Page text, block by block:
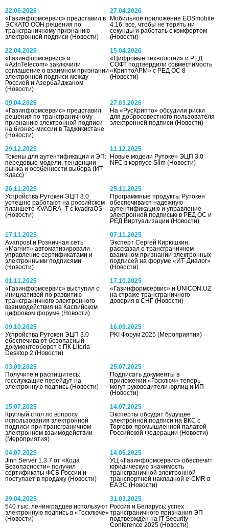
22.06.2026
«Газинформсервис» представил в
ЭСКАТО ООН решения по
трансграничному признанию
электронной подписи (Новости)
27.04.2026
Мобильное приложение EOSmobile
4.16: все, чтобы не терять ни
секунды и работать с комфортом
(Новости)
22.04.2026
«Газинформсервис» и
«AzInTelecom» заключили
соглашение о взаимном признании
электронной подписи между
Россией и Азербайджаном
(Новости)
15.04.2026
«Цифровые технологии» и РЕД
СОФТ подтвердили совместимость
«КриптоАРМ» с РЕД ОС 8
(Новости)
09.04.2026
«Газинформсервис» представил
решения по трансграничному
признанию электронной подписи
на бизнес-миссии в Таджикистане
(Новости)
27.03.2026
На «РусКрипто» обсудили риски
для добросовестного пользователя
электронной подписи(Новости)
29.12.2025
Токены для аутентификации и ЭП:
передовые модели, тенденции
рынка и особенности выбора (ИТ
Класс)
11.12.2025
Новые модели Рутокен ЭЦП 3.0
NFC в корпусе Slim(Новости)
26.11.2025
Устройства Рутокен ЭЦП 3.0
успешно работают на российском
планшете KVADRA_T с kvadraOS
(Новости)
25.11.2025
Программные продукты Рутокен
обеспечивают надежную
аутентификацию и управление
электронной подписью в РЕД ОС и
РЕД Виртуализации(Новости)
17.11.2025
Avanpost и Розничная сеть
«Магнит» автоматизировали
управление сертификатами и
электронными подписями
(Новости)
07.11.2025
Эксперт Сергей Кирюшкин
рассказал о трансграничном
взаимном признании электронных
подписей на форуме «ИТ-Диалог»
(Новости)
01.11.2025
«Газинформсервис» выступил с
инициативой по развитию
трансграничного электронного
взаимодействия на Каспийском
цифровом форуме (Новости)
17.10.2025
«Газинформсервис» и UNICON.UZ
на страже трансграничного
доверия в СНГ(Новости)
09.10.2025
Устройства Рутокен ЭЦП 3.0
обеспечивают безопасный
документооборот с ПК Litoria
Desktop 2 (Новости)
16.09.2025
PKI Форум 2025(Мероприятия)
03.09.2025
Получите и распишитесь:
госслужащие перейдут на
электронную подпись (Новости)
25.07.2025
Подписать документы в
приложении «Госключ» теперь
могут руководители юрлиц и ИП
(Новости)
15.07.2025
Круглый стол по вопросу
использования электронной
подписи при трансграничном
электронном взаимодействии
(Мероприятия)
14.07.2025
Эксперты обсудят будущее
электронной подписи на ВКС с
Торгово-промышленной палатой
Российской Федерации(Новости)
04.07.2025
Jinn Server 1.3.7 от «Кода
Безопасности» получил
сертификаты ФСБ России и
поступает в продажу (Новости)
14.05.2025
УЦ «Газинформсервис» обеспечит
юридическую значимость
трансграничной электронной
транспортной накладной e-CMR в
ЕАЭС(Новости)
29.04.2025
540 тыс. ленинградцев используют
электронную подпись в «Госключе»
(Новости)
31.03.2025
Россия и Беларусь: успех
трансграничного признания ЭП
подтверждён на IT-Security
Conference 2025(Новости)